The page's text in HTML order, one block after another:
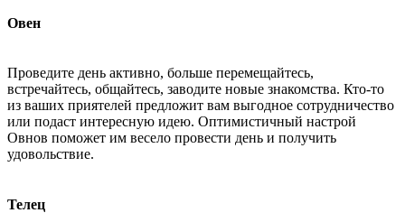
Овен
Проведите день активно, больше перемещайтесь,
встречайтесь, общайтесь, заводите новые знакомства. Кто-то
из ваших приятелей предложит вам выгодное сотрудничество
или подаст интересную идею. Оптимистичный настрой
Овнов поможет им весело провести день и получить
удовольствие.
Телец